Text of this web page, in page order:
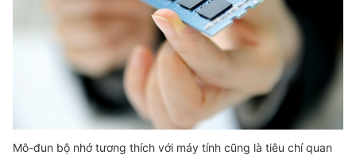
Mô-đun bộ nhớ tương thích với máy tính cũng là tiêu chí quan